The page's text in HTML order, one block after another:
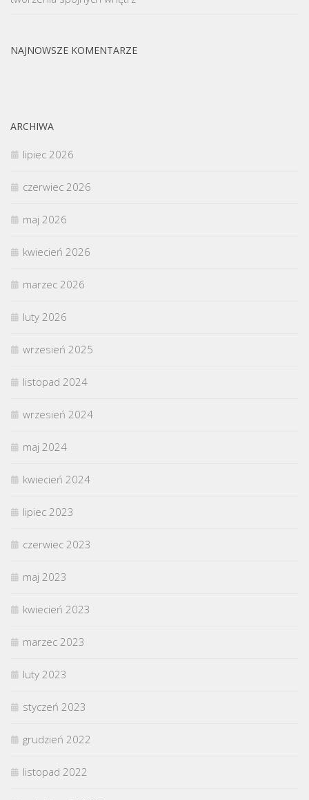
NAJNOWSZE KOMENTARZE
ARCHIWA
lipiec 2026
czerwiec 2026
maj 2026
kwiecień 2026
marzec 2026
luty 2026
wrzesień 2025
listopad 2024
wrzesień 2024
maj 2024
kwiecień 2024
lipiec 2023
czerwiec 2023
maj 2023
kwiecień 2023
marzec 2023
luty 2023
styczeń 2023
grudzień 2022
listopad 2022